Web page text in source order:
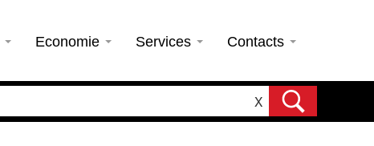
Economie Services Contacts
X